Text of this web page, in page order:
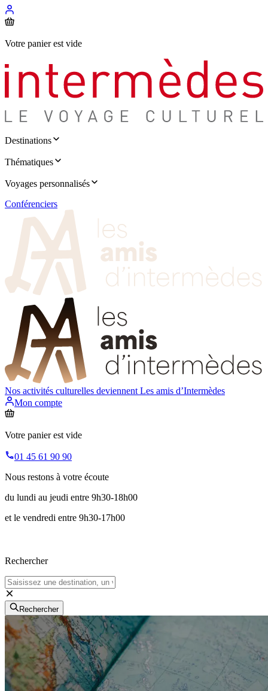
Votre panier est vide
Destinations
Thématiques
Voyages personnalisés
Conférenciers
Nos activités culturelles deviennent Les amis d’Intermèdes
Mon compte
Votre panier est vide
01 45 61 90 90
Nous restons à votre écoute
du lundi au jeudi entre 9h30-18h00
et le vendredi entre 9h30-17h00
Rechercher
Rechercher